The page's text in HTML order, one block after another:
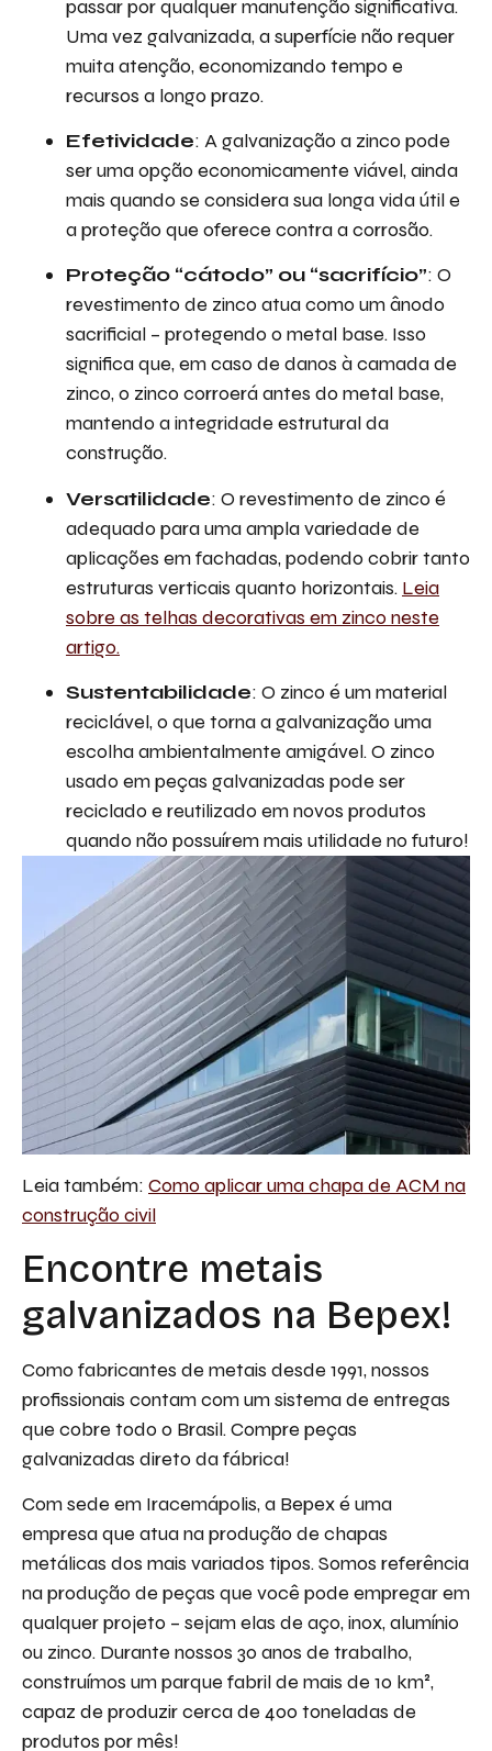
passar por qualquer manutenção significativa.
Uma vez galvanizada, a superfície não requer
muita atenção, economizando tempo e
recursos a longo prazo.
Efetividade: A galvanização a zinco pode
ser uma opção economicamente viável, ainda
mais quando se considera sua longa vida útil e
a proteção que oferece contra a corrosão.
Proteção “cátodo” ou “sacrifício”: O
revestimento de zinco atua como um ânodo
sacrificial – protegendo o metal base. Isso
significa que, em caso de danos à camada de
zinco, o zinco corroerá antes do metal base,
mantendo a integridade estrutural da
construção.
Versatilidade: O revestimento de zinco é
adequado para uma ampla variedade de
aplicações em fachadas, podendo cobrir tanto
estruturas verticais quanto horizontais. Leia
sobre as telhas decorativas em zinco neste
artigo.
Sustentabilidade: O zinco é um material
reciclável, o que torna a galvanização uma
escolha ambientalmente amigável. O zinco
usado em peças galvanizadas pode ser
reciclado e reutilizado em novos produtos
quando não possuírem mais utilidade no futuro!
Leia também: Como aplicar uma chapa de ACM na
construção civil
Encontre metais
galvanizados na Bepex!
Como fabricantes de metais desde 1991, nossos
profissionais contam com um sistema de entregas
que cobre todo o Brasil. Compre peças
galvanizadas direto da fábrica!
Com sede em Iracemápolis, a Bepex é uma
empresa que atua na produção de chapas
metálicas dos mais variados tipos. Somos referência
na produção de peças que você pode empregar em
qualquer projeto – sejam elas de aço, inox, alumínio
ou zinco. Durante nossos 30 anos de trabalho,
construímos um parque fabril de mais de 10 km²,
capaz de produzir cerca de 400 toneladas de
produtos por mês!